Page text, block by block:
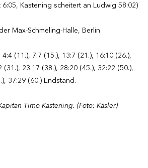
Kastening scheitert an Ludwig 58:02)
Max-Schmeling-Halle, Berlin
4:4 (11.), 7:7 (15.), 13:7 (21.), 16:10 (26.),
(31.), 23:17 (38.), 28:20 (45.), 32:22 (50.),
37:29 (60.) Endstand.
Timo Kastening. (Foto: Käsler)